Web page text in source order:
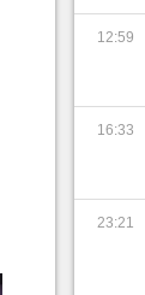
12:59
16:33
23:21